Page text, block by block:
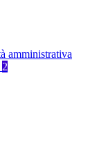
amministrativa
2